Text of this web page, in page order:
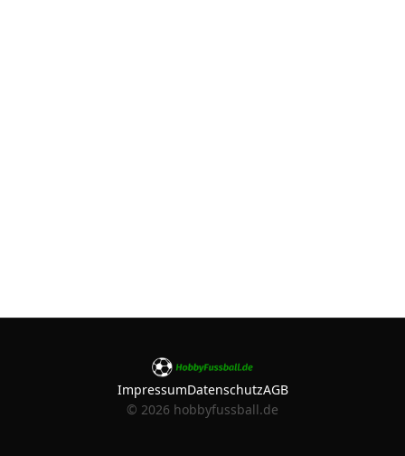
ImpressumDatenschutzAGB
© 2026 hobbyfussball.de